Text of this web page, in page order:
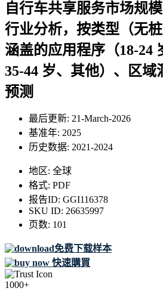
自行车共享服务市场规
行业分析，按类型（无桩
涵盖的应用程序（18-24
35-44 岁、其他）、区域
预测
最后更新: 21-March-2026
基准年: 2025
历史数据: 2021-2024
地区: 全球
格式: PDF
报告ID: GGI116378
SKU ID: 26635997
页数: 101
免费下载样本
快速購買
1000+